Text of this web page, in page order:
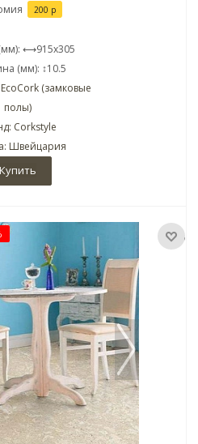
200 р
⟷915x305
(мм): ↕10.5
(замковые
полы)
Corkstyle
Швейцария
Купить